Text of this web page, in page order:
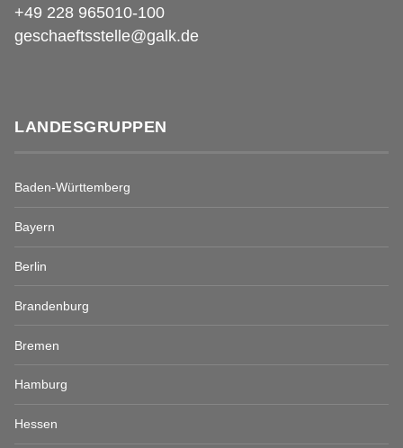
+49 228 965010-100
geschaeftsstelle@galk.de
LANDESGRUPPEN
Baden-Württemberg
Bayern
Berlin
Brandenburg
Bremen
Hamburg
Hessen